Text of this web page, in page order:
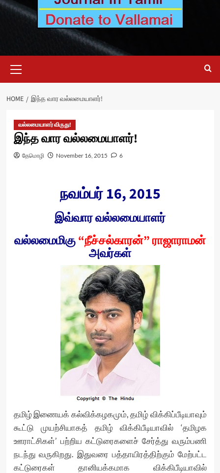
Menu
HOME இந்த வார வல்லமையாளர்!
வல்லமையாளர் விருது!
இந்த வார வல்லமையாளர்!
தேமொழி November 16, 2015 6
நவம்பர் 16, 2015
இவ்வார வல்லமையாளர்
வல்லமைமிகு“நீச்சல்காரன்” ராஜாராமன்
அவர்கள்
தமிழ் இணையக் கல்விக்கழகமும், தமிழ் விக்கிப்பீடியாவும்
கூட்டு முயற்சியாகத் தமிழ் விக்கிபீடியாவில் ‘தமிழக
ஊராட்சிகள்’ பற்றிய கட்டுரைகளைச் சேர்த்து வரும்பணி
நடந்து வருகிறது. இதுவரை பத்தாயிரத்திற்கும் மேற்பட்ட
கட்டுரைகள் தானியக்கமாக விக்கிபீடியாவில்